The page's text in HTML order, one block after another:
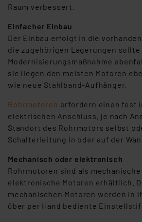
Raum verbessert.
Einfacher Einbau
Der Einbau erfolgt in die
die zugehörigen Lagerungen sollte
Modernisierungsmaßnahme
sie liegen den meisten Motoren
wie neue Stahlband-Aufhänger.
Rohrmotoren erfordern einen fest
elektrischen Anschluss, je nach
Standort des Rohrmotors selbst
Schalterleitung in oder auf der
Mechanisch oder elektronisch
Rohrmotoren sind als mechanische
elektronische Motoren erhältlich.
mechanischen Motoren werden in
über per Hand bediente